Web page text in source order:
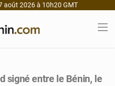
août 2026 à 10h20 GMT
signé entre le Bénin, le